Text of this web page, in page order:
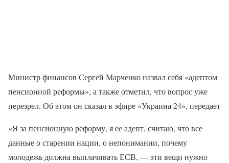
Министр финансов Сергей Марченко назвал себя «адептом
пенсионной реформы», а также отметил, что вопрос уже
перезрел. Об этом он сказал в эфире «Украина 24», передает
«Я за пенсионную реформу, я ее адепт, считаю, что все
данные о старении нации, о непонимании, почему
молодежь должна выплачивать ЕСВ, — эти вещи нужно